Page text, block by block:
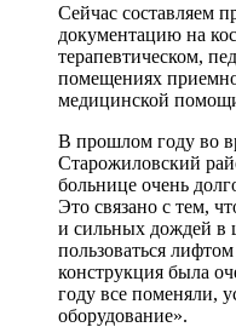
Сейчас составляем
документацию на
терапевтическом,
помещениях
медицинской
В прошлом году во
Старожиловский
больнице очень
Это связано с тем,
и сильных дождей в
пользоваться
конструкция была
году все поменяли,
оборудование».